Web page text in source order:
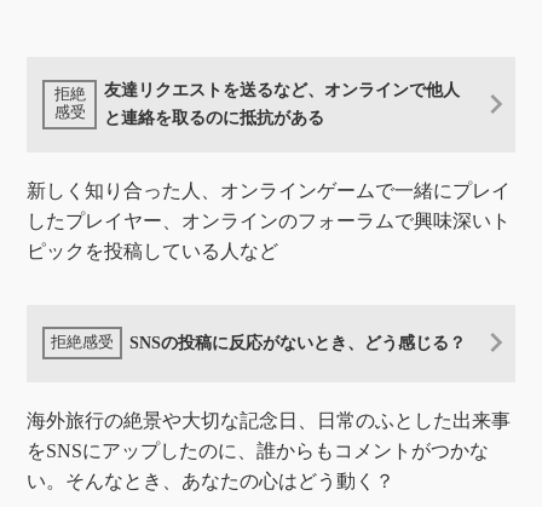
友達リクエストを送るなど、オンラインで他人
と連絡を取るのに抵抗がある
新しく知り合った人、オンラインゲームで一緒にプレイ
したプレイヤー、オンラインのフォーラムで興味深いト
ピックを投稿している人など
SNSの投稿に反応がないとき、どう感じる？
海外旅行の絶景や大切な記念日、日常のふとした出来事
をSNSにアップしたのに、誰からもコメントがつかな
い。そんなとき、あなたの心はどう動く？